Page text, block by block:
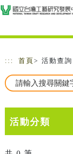
跳到主要內容
網站導覽
::: 首頁 > 活動查詢
活動分類